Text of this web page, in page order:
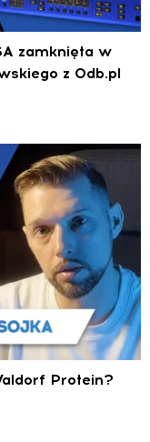
zamknięta w
z 0db.pl
Protein?